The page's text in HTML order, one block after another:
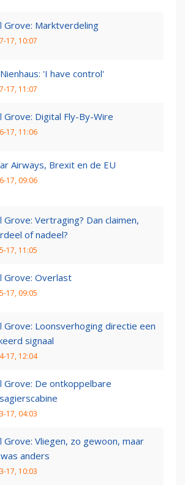
Grove: Marktverdeling
17, 10:07
'I have control'
17, 11:07
Grove: Digital Fly-By-Wire
17, 11:06
Airways, Brexit en de EU
17, 09:06
Grove: Vertraging? Dan claimen,
of nadeel?
17, 11:05
Grove: Overlast
17, 09:05
Grove: Loonsverhoging directie een
signaal
17, 12:04
Grove: De ontkoppelbare
17, 04:03
Grove: Vliegen, zo gewoon, maar
anders
17, 10:03